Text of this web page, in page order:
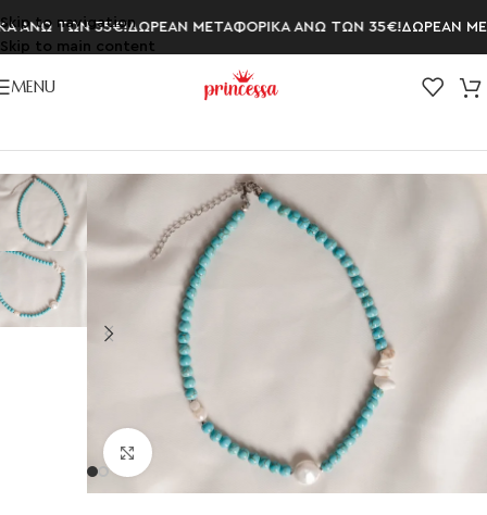
Skip to navigation
Skip to main content
ΑΝΩ ΤΩΝ 35€!ΔΩΡΕΑΝ ΜΕΤΑΦΟΡΙΚΑ ΑΝΩ ΤΩΝ 35€!ΔΩΡΕΑΝ
MENU
Κολιέ με Πέρλες
Click to enlarge